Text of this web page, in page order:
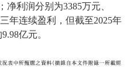
净利润分别为3385万元、
年连续盈利，但截至2025年
亿元。